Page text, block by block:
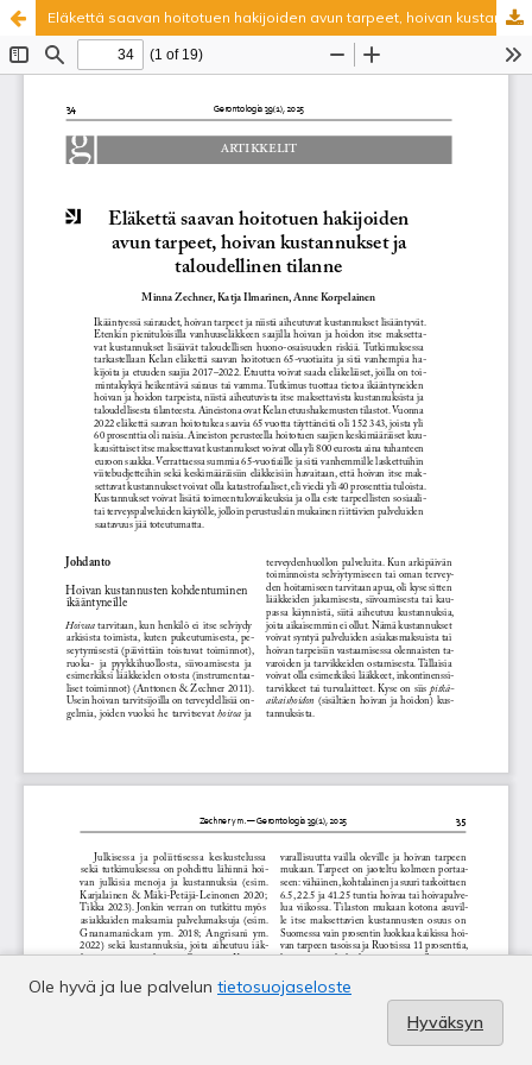
Eläkettä saavan hoitotuen hakijoiden avun tarpeet, hoivan kustannukset ja taloudellinen tilanne
Ole hyvä ja lue palvelun tietosuojaseloste
Hyväksyn
Palvelua ylläpitää Tieteellisten seurain valtuuskunta